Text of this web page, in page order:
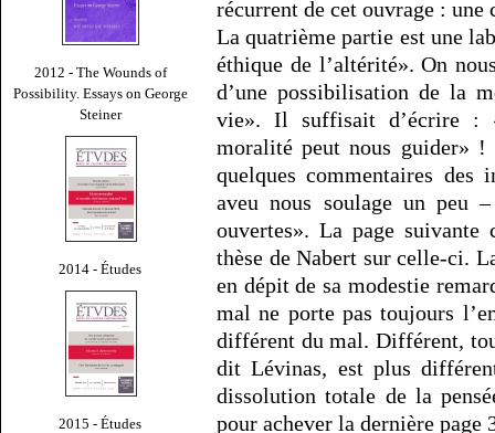
2012 - The Wounds of
Possibility. Essays on George
Steiner
2014 - Études
2015 - Études
récurrent de cet ouvrage :
La quatrième partie est une
éthique de l’altérité». On
d’une possibilisation de la
vie». Il suffisait d’écrire :
moralité peut nous guider» !
quelques commentaires
aveu nous soulage un peu
ouvertes». La page
thèse de Nabert sur celle-ci.
en dépit de sa modestie
mal ne porte pas toujours
différent du mal. Différent,
dit Lévinas, est plus
dissolution totale de la
pour achever la dernière page